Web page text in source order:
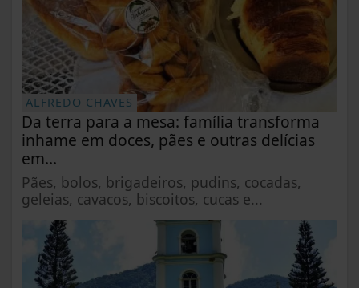
ALFREDO CHAVES
Da terra para a mesa: família transforma
inhame em doces, pães e outras delícias
em...
Pães, bolos, brigadeiros, pudins, cocadas,
geleias, cavacos, biscoitos, cucas e...